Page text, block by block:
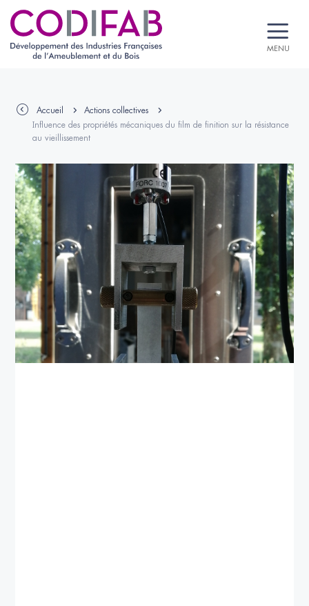
MENU
Accueil
Actions collectives
Influence des propriétés mécaniques du film de finition sur la résistance
au vieillissement